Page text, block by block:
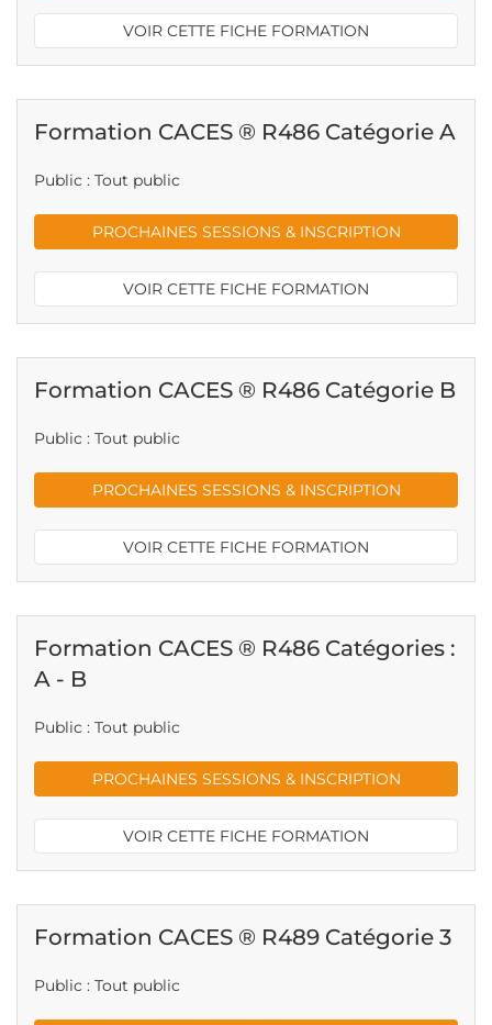
VOIR CETTE FICHE FORMATION
Formation CACES ® R486 Catégorie A
Public : Tout public
PROCHAINES SESSIONS & INSCRIPTION
VOIR CETTE FICHE FORMATION
Formation CACES ® R486 Catégorie B
Public : Tout public
PROCHAINES SESSIONS & INSCRIPTION
VOIR CETTE FICHE FORMATION
Formation CACES ® R486 Catégories :
A - B
Public : Tout public
PROCHAINES SESSIONS & INSCRIPTION
VOIR CETTE FICHE FORMATION
Formation CACES ® R489 Catégorie 3
Public : Tout public